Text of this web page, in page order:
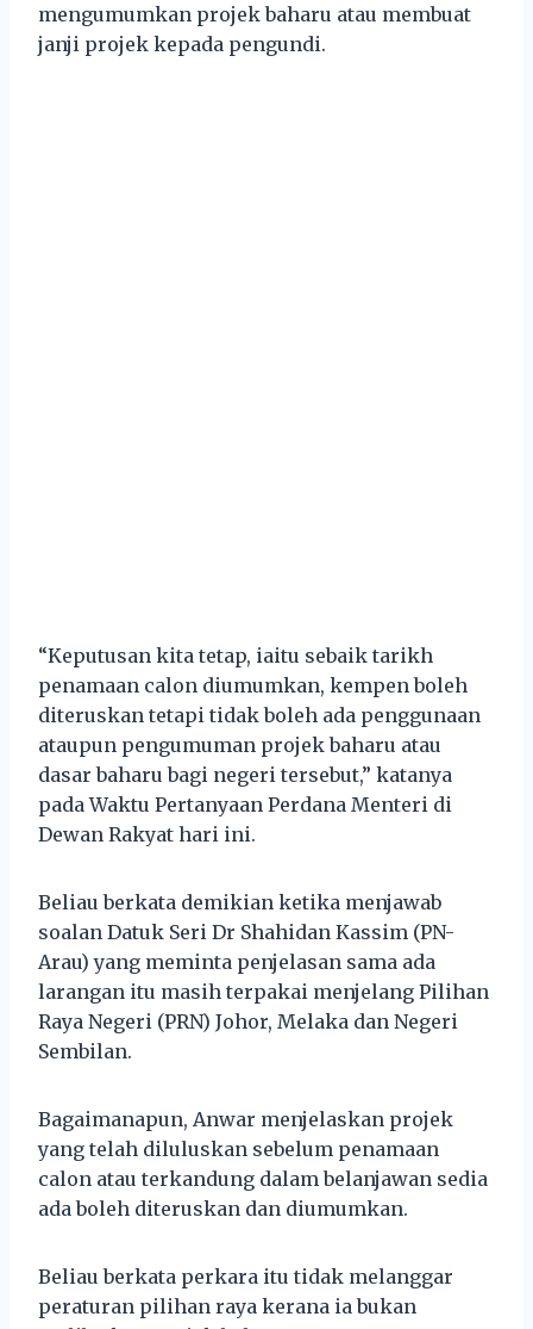
mengumumkan projek baharu atau membuat
janji projek kepada pengundi.
“Keputusan kita tetap, iaitu sebaik tarikh
penamaan calon diumumkan, kempen boleh
diteruskan tetapi tidak boleh ada penggunaan
ataupun pengumuman projek baharu atau
dasar baharu bagi negeri tersebut,” katanya
pada Waktu Pertanyaan Perdana Menteri di
Dewan Rakyat hari ini.
Beliau berkata demikian ketika menjawab
soalan Datuk Seri Dr Shahidan Kassim (PN-
Arau) yang meminta penjelasan sama ada
larangan itu masih terpakai menjelang Pilihan
Raya Negeri (PRN) Johor, Melaka dan Negeri
Sembilan.
Bagaimanapun, Anwar menjelaskan projek
yang telah diluluskan sebelum penamaan
calon atau terkandung dalam belanjawan sedia
ada boleh diteruskan dan diumumkan.
Beliau berkata perkara itu tidak melanggar
peraturan pilihan raya kerana ia bukan